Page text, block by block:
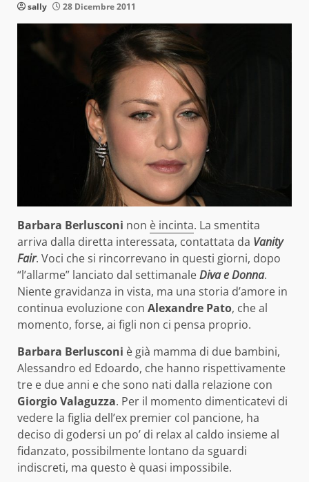
sally 28 Dicembre 2011
Barbara Berlusconi non è incinta. La smentita
arriva dalla diretta interessata, contattata da Vanity
Fair. Voci che si rincorrevano in questi giorni, dopo
“l’allarme” lanciato dal settimanaleDiva e Donna.
Niente gravidanza in vista, ma una storia d’amore in
continua evoluzione con Alexandre Pato, che al
momento, forse, ai figli non ci pensa proprio.
Barbara Berlusconi è già mamma di due bambini,
Alessandro ed Edoardo, che hanno rispettivamente
tre e due anni e che sono nati dalla relazione con
Giorgio Valaguzza. Per il momento dimenticatevi di
vedere la figlia dell’ex premier col pancione, ha
deciso di godersi un po’ di relax al caldo insieme al
fidanzato, possibilmente lontano da sguardi
indiscreti, ma questo è quasi impossibile.